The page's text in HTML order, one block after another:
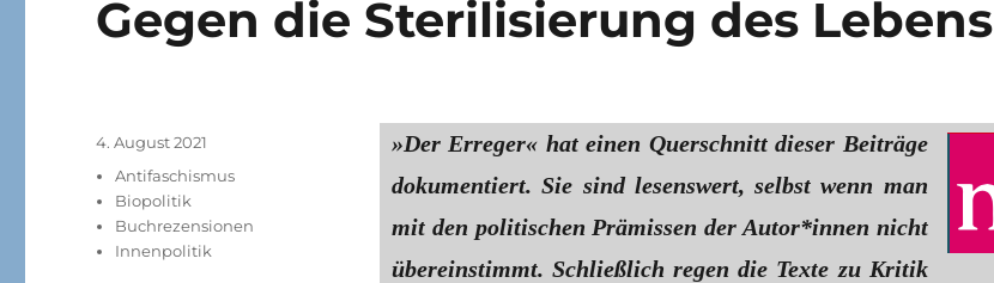
Gegen die Sterilisierung des Lebens
»Der Erreger« hat einen Querschnitt dieser Beiträge
dokumentiert. Sie sind lesenswert, selbst wenn man
mit den politischen Prämissen der Autor*innen nicht
übereinstimmt. Schließlich regen die Texte zu Kritik
Veröffentlicht
4. August 2021
Kategorien
Antifaschismus
Biopolitik
Buchrezensionen
Innenpolitik